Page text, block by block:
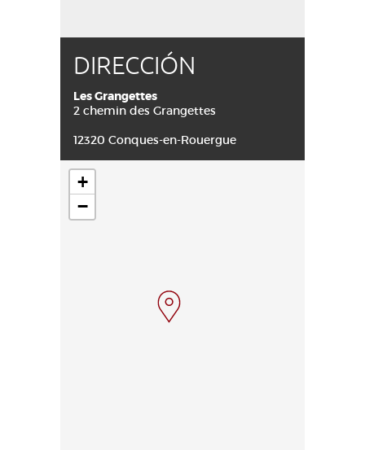
DIRECCIÓN
Les Grangettes
2 chemin des Grangettes
12320 Conques-en-Rouergue
+
−